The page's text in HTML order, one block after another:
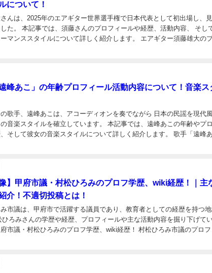
について！
んは、2025年のエアギター世界選手権で日本代表として初出場し、
た。 本記事では、須藤さんのプロフィールや経歴、活動内容、 そし
マンススタイルについて詳しく紹介します。 エアギター須藤雄大の
峰あこ」の年齢プロフィール活動内容について！音楽ス
歌手、遠峰あこは、アコーディオンを奏でながら 日本の民謡を現代
音楽スタイルを確立しています。 本記事では、遠峰あこの年齢やプ
そして彼女の音楽スタイルについて詳しく紹介します。 歌手「遠峰
像】甲府市議・村松ひろみのプロフ学歴、wiki経歴！｜主
介！不適切投稿とは！
市議は、甲府市で活躍する議員であり、教育者としての経歴を持つ
ひろみさんの学歴や経歴、プロフィールや主な活動内容を掘り下げて
市議・村松ひろみのプロフ学歴、wiki経歴！ 村松ひろみ市議のプロフ